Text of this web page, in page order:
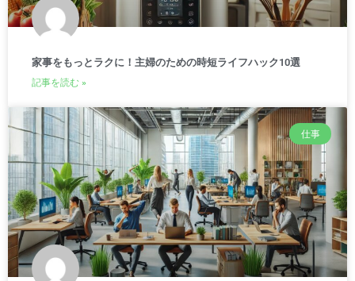
家事をもっとラクに！主婦のための時短ライフハック10選
記事を読む »
仕事